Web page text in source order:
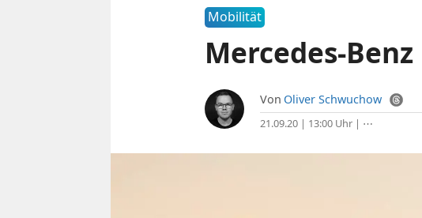
Mobilität
Mercedes-
Von Oliver Schwuchow
21.09.20 | 13:00 Uhr| ⋯